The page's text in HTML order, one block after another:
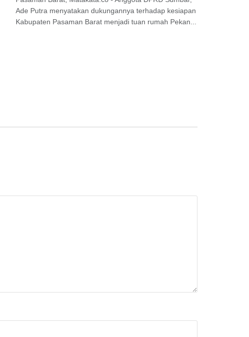
Ade Putra menyatakan dukungannya terhadap kesiapan
Kabupaten Pasaman Barat menjadi tuan rumah Pekan...